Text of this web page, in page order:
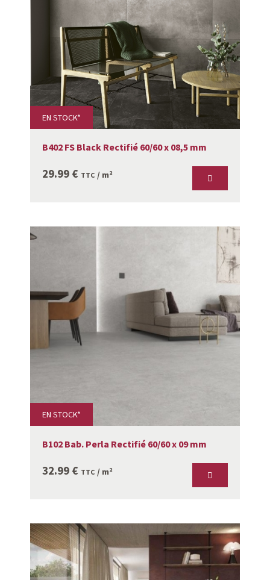
EN STOCK*
B402 FS Black Rectifié 60/60 x 08,5 mm
29.99 € TTC / m²
EN STOCK*
B102 Bab. Perla Rectifié 60/60 x 09 mm
32.99 € TTC / m²